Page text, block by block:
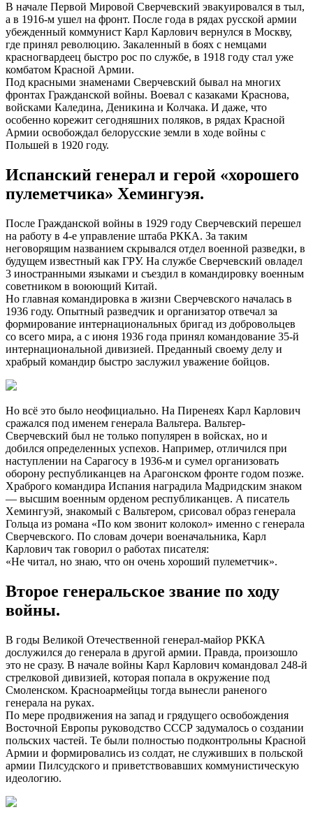
В начале Первой Мировой Сверчевский эвакуировался в тыл,
а в 1916-м ушел на фронт. После года в рядах русской армии
убежденный коммунист Карл Карлович вернулся в Москву,
где принял революцию. Закаленный в боях с немцами
красногвардеец быстро рос по службе, в 1918 году стал уже
комбатом Красной Армии.
Под красными знаменами Сверчевский бывал на многих
фронтах Гражданской войны. Воевал с казаками Краснова,
войсками Каледина, Деникина и Колчака. И даже, что
особенно корежит сегодняшних поляков, в рядах Красной
Армии освобождал белорусские земли в ходе войны с
Польшей в 1920 году.
Испанский генерал и герой «хорошего
пулеметчика» Хемингуэя.
После Гражданской войны в 1929 году Сверчевский перешел
на работу в 4-е управление штаба РККА. За таким
неговорящим названием скрывался отдел военной разведки, в
будущем известный как ГРУ. На службе Сверчевский овладел
3 иностранными языками и съездил в командировку военным
советником в воюющий Китай.
Но главная командировка в жизни Сверчевского началась в
1936 году. Опытный разведчик и организатор отвечал за
формирование интернациональных бригад из добровольцев
со всего мира, а с июня 1936 года принял командование 35-й
интернациональной дивизией. Преданный своему делу и
храбрый командир быстро заслужил уважение бойцов.
Но всё это было неофициально. На Пиренеях Карл Карлович
сражался под именем генерала Вальтера. Вальтер-
Сверчевский был не только популярен в войсках, но и
добился определенных успехов. Например, отличился при
наступлении на Сарагосу в 1936-м и сумел организовать
оборону республиканцев на Арагонском фронте годом позже.
Храброго командира Испания наградила Мадридским знаком
— высшим военным орденом республиканцев. А писатель
Хемингуэй, знакомый с Вальтером, срисовал образ генерала
Гольца из романа «По ком звонит колокол» именно с генерала
Сверчевского. По словам дочери военачальника, Карл
Карлович так говорил о работах писателя:
«Не читал, но знаю, что он очень хороший пулеметчик».
Второе генеральское звание по ходу
войны.
В годы Великой Отечественной генерал-майор РККА
дослужился до генерала в другой армии. Правда, произошло
это не сразу. В начале войны Карл Карлович командовал 248-й
стрелковой дивизией, которая попала в окружение под
Смоленском. Красноармейцы тогда вынесли раненого
генерала на руках.
По мере продвижения на запад и грядущего освобождения
Восточной Европы руководство СССР задумалось о создании
польских частей. Те были полностью подконтрольны Красной
Армии и формировались из солдат, не служивших в польской
армии Пилсудского и приветствовавших коммунистическую
идеологию.